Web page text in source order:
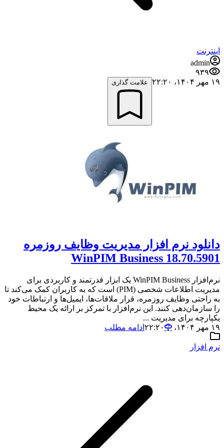
اینترنت
admin
۹۳۹
۱۹ مهر ۱۴۰۴،‏ ۲۲:۲۰
علامت گذاری
دانلود نرم افزار مدیریت وظایف روزمره
WinPIM Business 18.70.5901
نرم‌افزار WinPIM Business یک ابزار قدرتمند و کاربردی برای
مدیریت اطلاعات شخصی (PIM) است که به کاربران کمک می‌کند تا
به راحتی وظایف روزمره، قرار ملاقات‌ها، ایمیل‌ها و ارتباطات خود
را سازمان‌دهی کنند. این نرم‌افزار با تمرکز بر ارائه یک محیط
یکپارچه برای مدیریت ...
۱۹ مهر ۱۴۰۴،‏ ۲۲:۲۰
ادامه مطلب
نرم افزار